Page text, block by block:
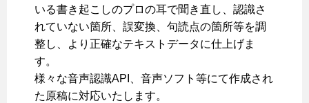
いる書き起こしのプロの耳で聞き直し、認識さ
れていない箇所、誤変換、句読点の箇所等を調
整し、より正確なテキストデータに仕上げま
す。
様々な音声認識API、音声ソフト等にて作成され
た原稿に対応いたします。